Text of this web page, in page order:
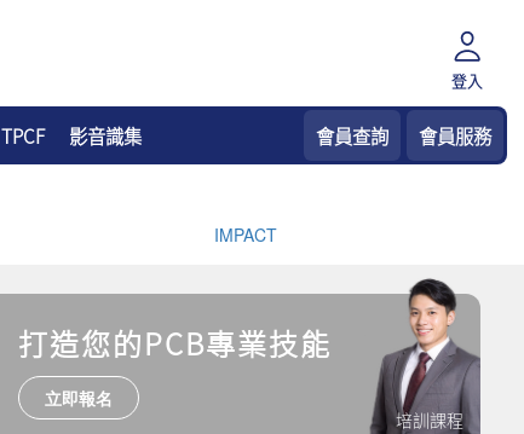
登入
TPCF 影音識集 會員查詢 會員服務
培訓課程
打造您的PCB專業技能
立即報名